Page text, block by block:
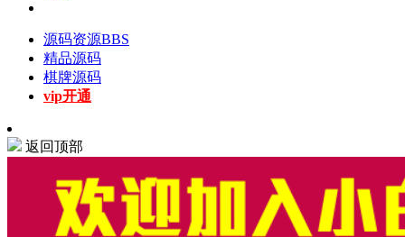
源码资源BBS
精品源码
棋牌源码
vip开通
返回顶部